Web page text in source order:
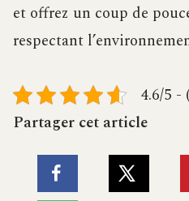
et offrez un coup de
respectant
4.6/5 -
Partager cet article